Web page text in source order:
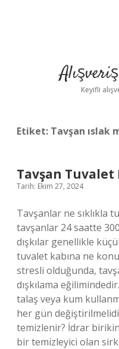
Keyifli
Etiket: Tavşan ıslak
Tavşan
Tarih: Ekim 27, 2024
Tavşanlar ne sıklıkla
tavşanlar 24 saatte
dışkılar genellikle
tuvalet kabına ne
stresli olduğunda,
dışkılama
talaş veya kum
her gün
temizlenir? İdrar
bir temizleyici olan